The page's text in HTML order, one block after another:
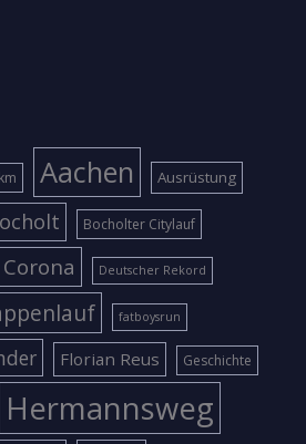
Aachen Ausrüstung
Bocholter Citylauf
Corona Deutscher Rekord
fatboysrun
Florian Reus Geschichte
Hermannsweg